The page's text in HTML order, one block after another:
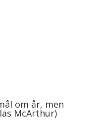
om år, men
McArthur)